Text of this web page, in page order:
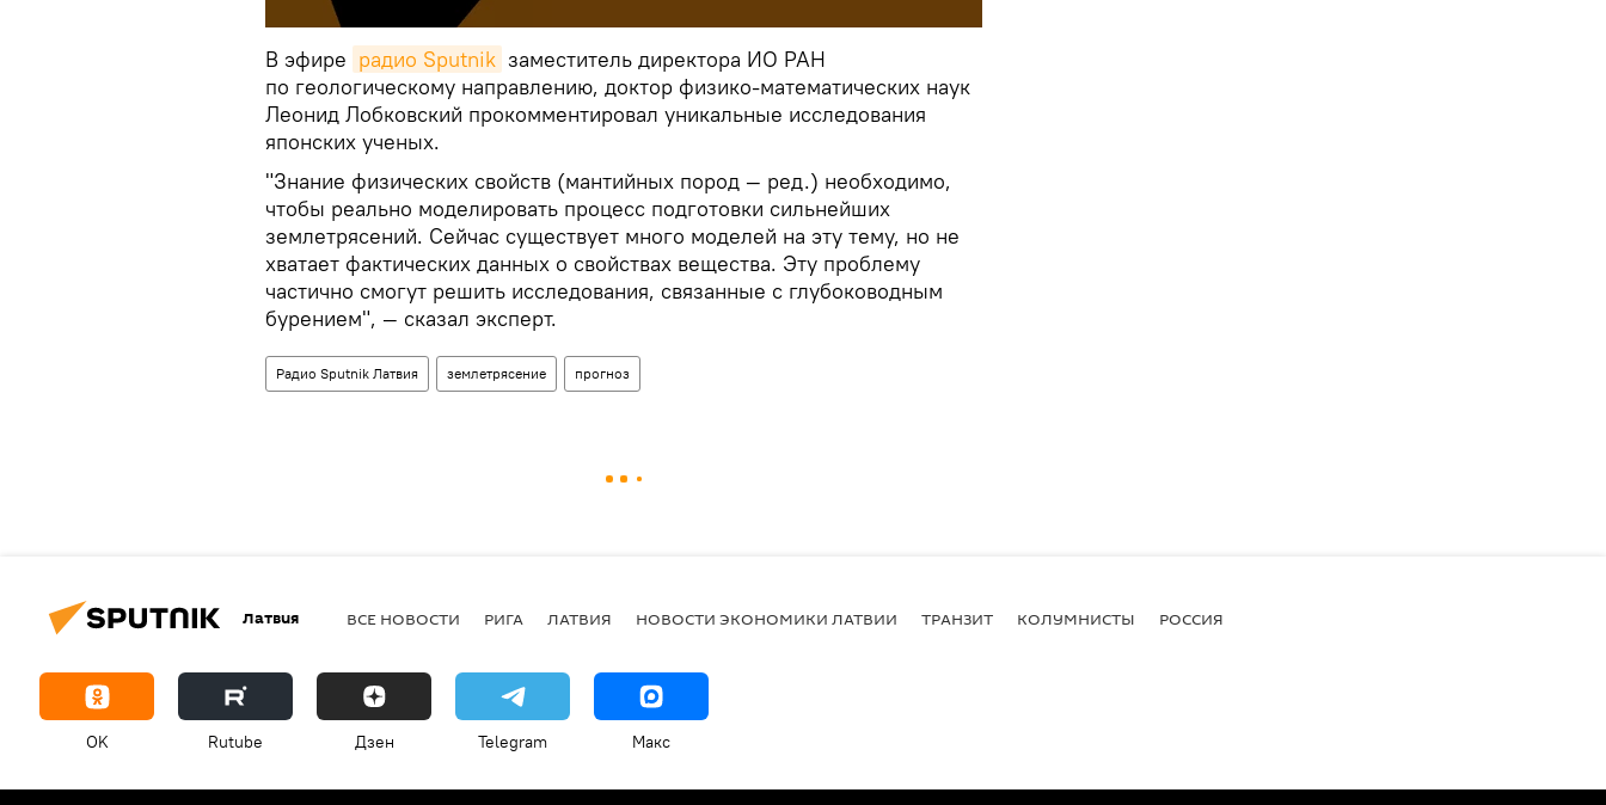
В эфире радио Sputnik заместитель директора ИО РАН
по геологическому направлению, доктор физико-математических наук
Леонид Лобковский прокомментировал уникальные исследования
японских ученых.
"Знание физических свойств (мантийных пород — ред.) необходимо,
чтобы реально моделировать процесс подготовки сильнейших
землетрясений. Сейчас существует много моделей на эту тему, но не
хватает фактических данных о свойствах вещества. Эту проблему
частично смогут решить исследования, связанные с глубоководным
бурением", — сказал эксперт.
Радио Sputnik Латвия землетрясение прогноз
Латвия ВСЕ НОВОСТИ РИГА ЛАТВИЯ НОВОСТИ ЭКОНОМИКИ ЛАТВИИ ТРАНЗИТ КОЛУМНИСТЫ РОССИЯ
OK Rutube Дзен Telegram Макс